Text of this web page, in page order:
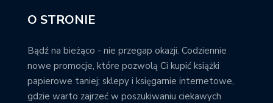
O STRONIE
Bądź na bieżąco - nie przegap okazji. Codziennie
nowe promocje, które pozwolą Ci kupić książki
papierowe taniej; sklepy i księgarnie internetowe,
gdzie warto zajrzeć w poszukiwaniu ciekawych